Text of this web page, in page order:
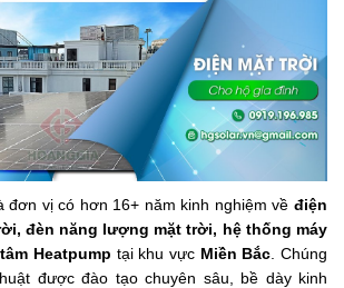
đơn vị có hơn 16+ năm kinh nghiệm vềđiện
đèn năng lượng mặt trời, hệ thống máy
Heatpump tại khu vực Miền Bắc . Chúng
được đào tạo chuyên sâu, bề dày kinh